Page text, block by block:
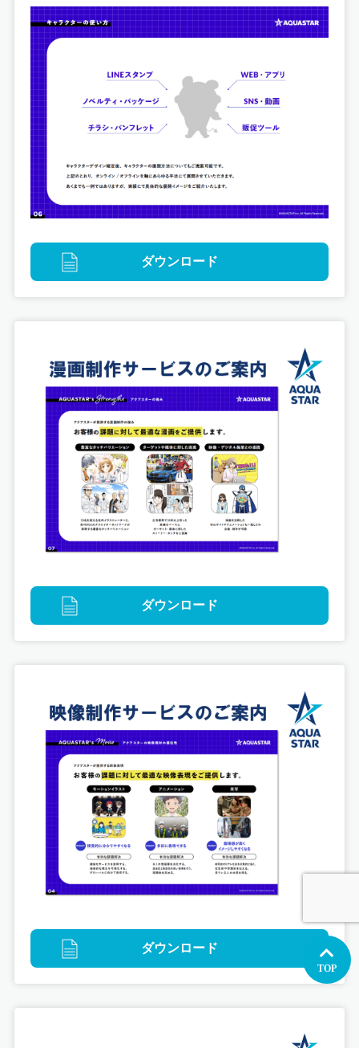
グラフィックデザイン
タイアップ
デジタル
プロモーション
映像
版権イラスト
特急しおさいで行く！EeeE銚子で315の旅
グラフィックデザイン
デジタル
版権イラスト
イラストレーション
グラフィックデザイン
デジタル
ペアマッチデジタルコンテンツ制作
ダウンロード
ダウンロード
ダウンロード
TOP